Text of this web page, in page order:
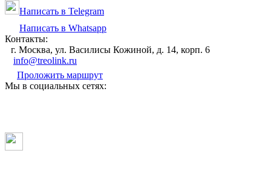
Написать в Telegram
Написать в Whatsapp
Контакты:
г. Москва, ул. Василисы Кожиной, д. 14, корп. 6
info@treolink.ru
Проложить маршрут
Мы в социальных сетях: